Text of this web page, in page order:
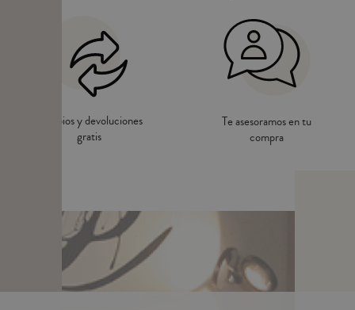
Cambios y devoluciones
gratis
Te asesoramos en tu
compra